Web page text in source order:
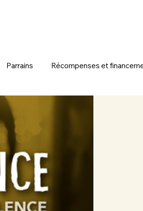
Parrains Récompenses et